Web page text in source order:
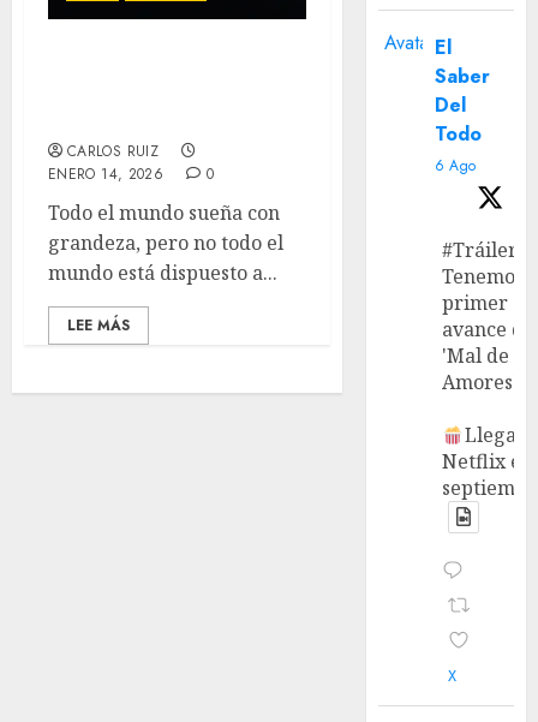
CARLOS RUIZ
ENERO 14, 2026
0
Todo el mundo sueña con
grandeza, pero no todo el
mundo está dispuesto a...
LEE MÁS
Avatar El
Saber
Del
Todo
6 Ago
#Tráiler
Tenemos
primer
avance de
'Mal de
Amores'.
Llega a
Netflix en
X